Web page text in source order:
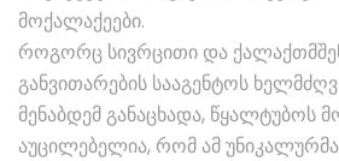
მოქალაქეები.
როგორც სივრცითი და
განვითარების სააგენტოს
მენაბდემ განაცხადა, წყალტუბოს
აუცილებელია, რომ ამ